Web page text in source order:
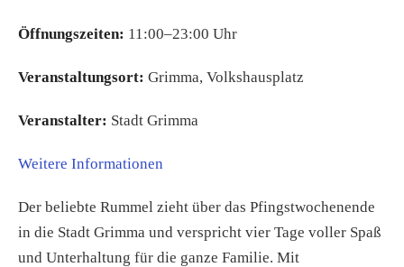
Öffnungszeiten: 11:00–23:00 Uhr
Veranstaltungsort: Grimma, Volkshausplatz
Veranstalter: Stadt Grimma
Weitere Informationen
Der beliebte Rummel zieht über das Pfingstwochenende
in die Stadt Grimma und verspricht vier Tage voller Spaß
und Unterhaltung für die ganze Familie. Mit